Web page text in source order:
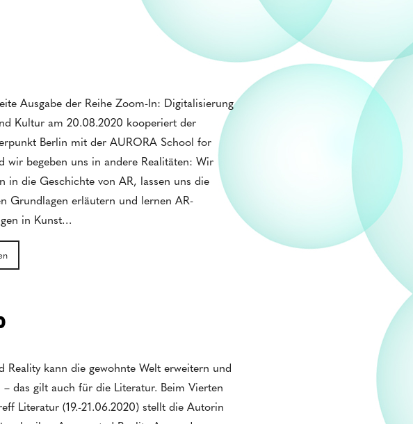
Ausgabe der Reihe Zoom-In: Digitalisierung
Kultur am 20.08.2020 kooperiert der
Berlin mit der AURORA School for
wir begeben uns in andere Realitäten: Wir
in die Geschichte von AR, lassen uns die
Grundlagen erläutern und lernen AR-
in Kunst…
Reality kann die gewohnte Welt erweitern und
– das gilt auch für die Literatur. Beim Vierten
Literatur (19.-21.06.2020) stellt die Autorin